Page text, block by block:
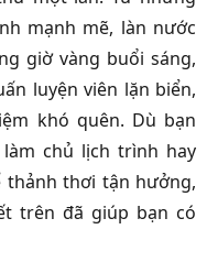
mạnh mẽ, làn nước
giờ vàng buổi sáng,
luyện viên lặn biển,
khó quên. Dù bạn
chủ lịch trình hay
thảnh thơi tận hưởng,
trên đã giúp bạn có